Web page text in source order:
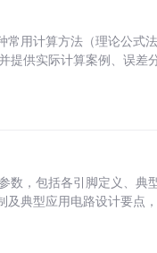
常用计算方法（理论公式
提供实际计算案例、误
数，包括各引脚定义、
及典型应用电路设计要点